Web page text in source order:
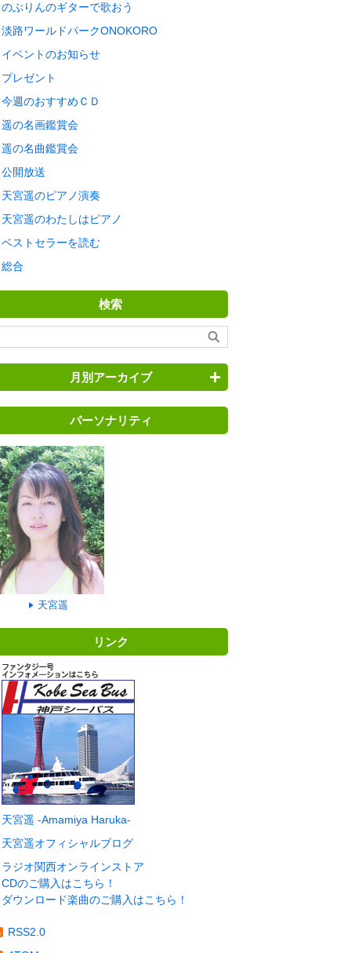
のぶりんのギターで歌おう
淡路ワールドパークONOKORO
イベントのお知らせ
プレゼント
今週のおすすめＣＤ
遥の名画鑑賞会
遥の名曲鑑賞会
公開放送
天宮遥のピアノ演奏
天宮遥のわたしはピアノ
ベストセラーを読む
総合
検索
月別アーカイブ
パーソナリティ
天宮遥
リンク
天宮遥 -Amamiya Haruka-
天宮遥オフィシャルブログ
ラジオ関西オンラインストア
CDのご購入はこちら！
ダウンロード楽曲のご購入はこちら！
RSS2.0